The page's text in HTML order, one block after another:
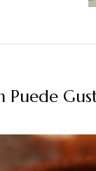
Puede